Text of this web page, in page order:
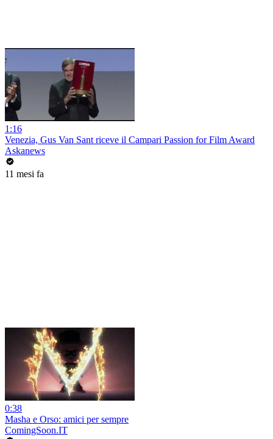
1:16
Venezia, Gus Van Sant riceve il Campari Passion for Film Award
Askanews
11 mesi fa
0:38
Masha e Orso: amici per sempre
ComingSoon.IT